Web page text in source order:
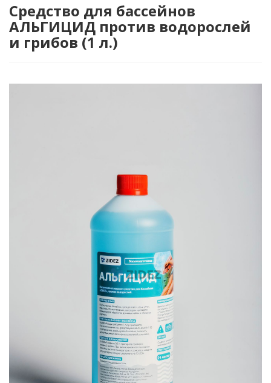
Средство для бассейнов
АЛЬГИЦИД против водорослей
и грибов (1 л.)